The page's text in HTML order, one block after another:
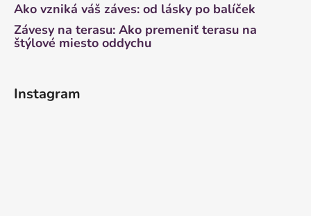
Ako vzniká váš záves: od lásky po balíček
Závesy na terasu: Ako premeniť terasu na
štýlové miesto oddychu
Instagram